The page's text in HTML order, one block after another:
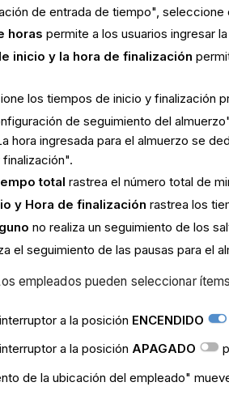
de entrada de tiempo", seleccione
horas permite a los usuarios ingresar
inicio y la hora de finalización
los tiempos de inicio y finalización
de seguimiento del
hora ingresada para el almuerzo se
finalización".
total rastrea el número total de
y Hora de finalización rastrea los
no realiza un seguimiento de los
el seguimiento de las pausas para el
empleados pueden seleccionar
a la posición ENCENDIDO
a la posición APAGADO
de la ubicación del empleado"